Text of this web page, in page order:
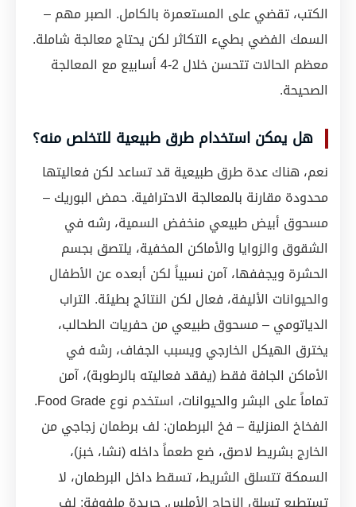
الكتب، تقضي على المستعمرة بالكامل. الصبر مهم –
السمك الفضي بطيء التكاثر لكن يحتاج معالجة شاملة.
معظم الحالات تتحسن خلال 2-4 أسابيع مع المعالجة
الصحيحة.
هل يمكن استخدام طرق طبيعية للتخلص منه؟
نعم، هناك عدة طرق طبيعية قد تساعد لكن فعاليتها
محدودة مقارنة بالمعالجة الاحترافية. حمض البوريك –
مسحوق أبيض طبيعي منخفض السمية، رشه في
الشقوق والزوايا والأماكن المخفية، يلتصق بجسم
الحشرة ويجففها، آمن نسبياً لكن أبعده عن الأطفال
والحيوانات الأليفة، فعال لكن النتائج بطيئة. التراب
الدياتومي – مسحوق طبيعي من حفريات الطحالب،
يخترق الهيكل الخارجي ويسبب الجفاف، رشه في
الأماكن الجافة فقط (يفقد فعاليته بالرطوبة)، آمن
تماماً على البشر والحيوانات، استخدم نوع Food Grade.
الفخاخ المنزلية – فخ البرطمان: لف برطمان زجاجي من
الخارج بشريط لاصق، ضع طعماً داخله (نشا، خبز)،
السمكة تتسلق الشريط، تسقط داخل البرطمان، لا